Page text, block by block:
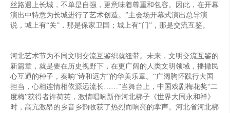
丝路遇上长城，不单是自强，更意味着尊重和包容。因此，在开幕
演出中特意为长城进行了艺术创造。”主会场开幕式演出总导演
说，城上有“关”，那是保家卫国；城上有“门”，那是交流互鉴。
河北艺术节为不同文明交流互鉴织就纽带。未来，文明交流互鉴的
新篇章，就是要在历史视野下，在更广阔的人类文明领域，播撒民
心互通的种子，奏响“诗和远方”的华美乐章。“广阔胸怀践行大国
担当，心相连情相依源远流长……”当舞台上，中国戏剧梅花奖“二
度梅”获得者许荷英，激情唱响新作河北梆子《世界大同永和祥》
时，高亢激昂的乡音乡韵收获了热烈而响亮的掌声。河北省河北梆